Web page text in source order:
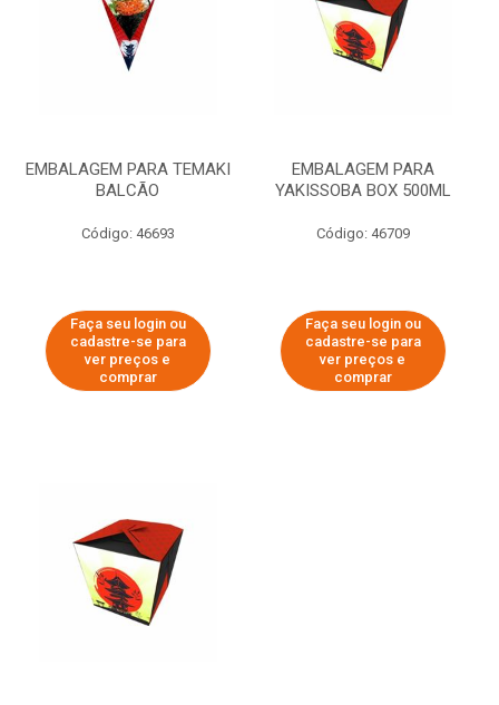
EMBALAGEM PARA TEMAKI
BALCÃO
Código: 46693
Faça seu login ou
cadastre-se para
ver preços e
comprar
EMBALAGEM PARA
YAKISSOBA BOX 500ML
Código: 46709
Faça seu login ou
cadastre-se para
ver preços e
comprar